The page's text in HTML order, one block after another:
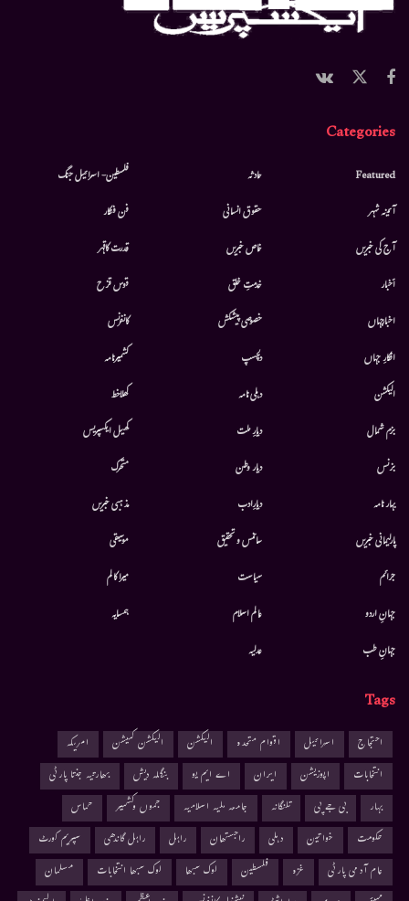
Categories
Featured
آئینہ شہر
آج کی خبریں
أخبار
اخبارجہاں
افکارِ جہاں
الیکشن
بزم شمال
بزنس
بہار نامہ
پارلیمانی خبریں
جرائم
جہانِ اردو
جہانِ طب
حادثہ
حقوق انسانی
خاص خبریں
خدمتِ خلق
خصوصی پیشکش
دلچسپ
دہلی نامہ
دیارِ ملت
دیار وطن
دیارِادب
سائنس و تحقیق
سیاست
عالم اسلام
عدلیہ
فلسطین- اسرائیل جنگ
فن فنکار
قدرت کاقہر
قوس قزح
کانفرنس
کشمیرنامہ
کھلاخط
کھیل ایکسپریس
متحرك
مذہبی خبریں
موسيقى
میرا کالم
ہمسایہ
Tags
احتجاج اسرائیل اقوام متحدہ الیکشن الیکشن کمیشن
امریکہ
انتخابات
اپوزیشن ایران اے ایم یو بنگلہ دیش
بھارتیہ جنتا پارٹی
بہار
بی جے پی تلنگانہ جامعہ ملیہ اسلامیہ جموں وکشمیر
حماس
حکومت
خواتین دہلی راجستھان راہل راہل گاندھی
سپریم کورٹ
عام آدمی پارٹی
غزہ فلسطین لوک سبھا لوک سبھا انتخابات
مسلمان